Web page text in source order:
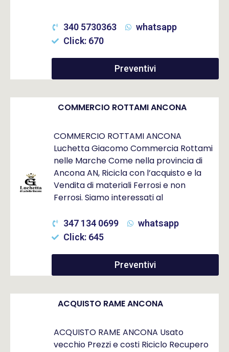
340 5730363
whatsapp
Click: 670
Preventivi
COMMERCIO ROTTAMI ANCONA
COMMERCIO ROTTAMI ANCONA
Luchetta Giacomo Commercia Rottami
nelle Marche Come nella provincia di
Ancona AN, Ricicla con l’acquisto e la
Vendita di materiali Ferrosi e non
Ferrosi. Siamo interessati al
347 134 0699
whatsapp
Click: 645
Preventivi
ACQUISTO RAME ANCONA
ACQUISTO RAME ANCONA Usato
vecchio Prezzi e costi Riciclo Recupero